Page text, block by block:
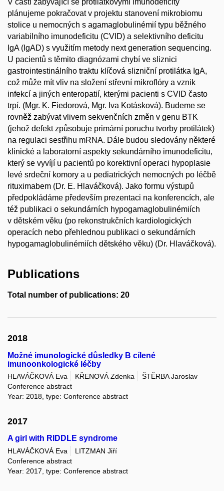
V části zabývající se protilátkovými imunodeficity
plánujeme pokračovat v projektu stanovení mikrobiomu
stolice u nemocných s agamaglobulinémií typu běžného
variabilního imunodeficitu (CVID) a selektivního deficitu
IgA (IgAD) s využitím metody next generation sequencing.
U pacientů s těmito diagnózami chybí ve sliznici
gastrointestinálního traktu klíčová slizniční protilátka IgA,
což může mít vliv na složení střevní mikroflóry a vznik
infekcí a jiných enteropatií, kterými pacienti s CVID často
trpí. (Mgr. K. Fiedorová, Mgr. Iva Kotásková). Budeme se
rovněž zabývat vlivem sekvenčních změn v genu BTK
(jehož defekt způsobuje primární poruchu tvorby protilátek)
na regulaci sestřihu mRNA. Dále budou sledovány některé
klinické a laboratorní aspekty sekundárního imunodeficitu,
který se vyvíjí u pacientů po korektivní operaci hypoplasie
levé srdeční komory a u pediatrických nemocných po léčbě
rituximabem (Dr. E. Hlaváčková). Jako formu výstupů
předpokládáme především prezentaci na konferencích, ale
též publikaci o sekundárních hypogamaglobulinémiích
v dětském věku (po rekonstrukčních kardiologických
operacích nebo přehlednou publikaci o sekundárních
hypogamaglobulinémiích dětského věku) (Dr. Hlaváčková).
Publications
Total number of publications: 20
2018
Možné imunologické důsledky B cílené
imunoonkologické léčby
HLAVÁČKOVÁ Eva KŘENOVÁ Zdenka
ŠTĚRBA Jaroslav
Conference abstract
Year: 2018, type: Conference abstract
2017
A girl with RIDDLE syndrome
HLAVÁČKOVÁ Eva
LITZMAN Jiří
Conference abstract
Year: 2017, type: Conference abstract